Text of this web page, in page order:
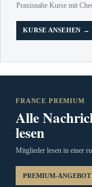
Praxisnahe Kurse mit
KURSE ANSEHEN →
FRANCE PREMIUM
Alle
lesen
Mitglieder lesen in einer
PREMIUM-ANGEBOT